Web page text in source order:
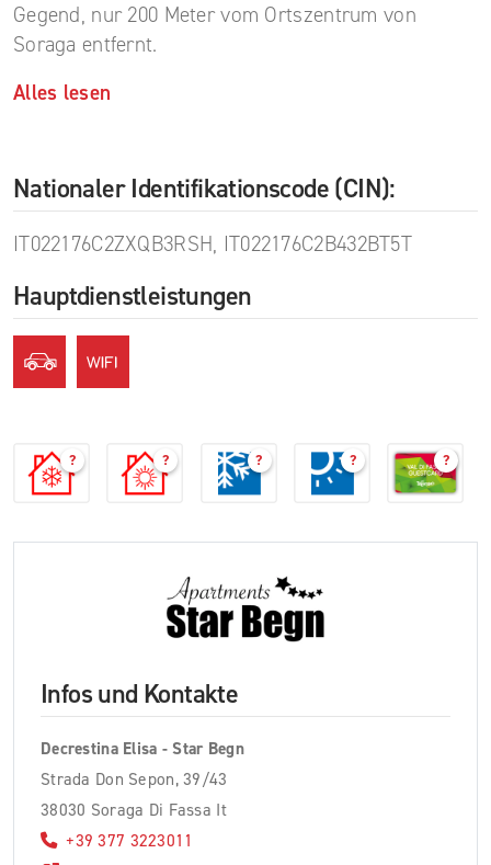
Gegend, nur 200 Meter vom Ortszentrum von
Soraga entfernt.
Alles lesen
Nationaler Identifikationscode (CIN):
IT022176C2ZXQB3RSH, IT022176C2B432BT5T
Hauptdienstleistungen
? ? ? ? ?
Infos und Kontakte
Decrestina Elisa - Star Begn
Strada Don Sepon, 39/43
38030 Soraga Di Fassa It
+39 377 3223011